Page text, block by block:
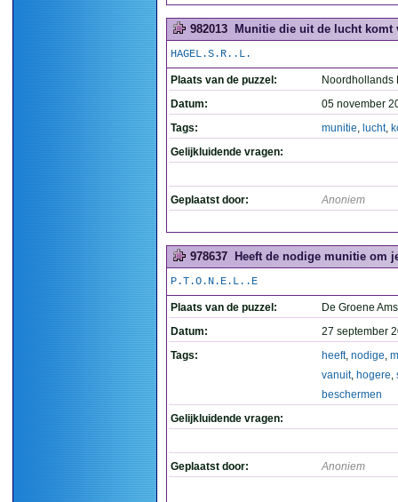
982013 Munitie die uit de lucht komt
HAGEL.S.R..L.
Plaats van de puzzel:
Noordhollands
Datum:
05 november
Tags:
munitie, lucht,
Gelijkluidende vragen:
Geplaatst door: Anoniem
978637 Heeft de nodige munitie om
P.T.O.N.E.L..E
Plaats van de puzzel:
De Groene
Datum:
27 september
Tags:
heeft, nodige,
vanuit, hogere,
beschermen
Gelijkluidende vragen:
Geplaatst door: Anoniem